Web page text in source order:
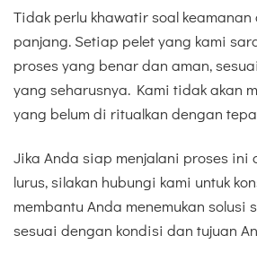
Tidak perlu khawatir soal keamanan
panjang. Setiap pelet yang kami
proses yang benar dan aman,
yang seharusnya. Kami tidak akan
yang belum di ritualkan dengan
Jika Anda siap menjalani proses ini
lurus, silakan hubungi kami untuk
membantu Anda menemukan
sesuai dengan kondisi dan tujuan